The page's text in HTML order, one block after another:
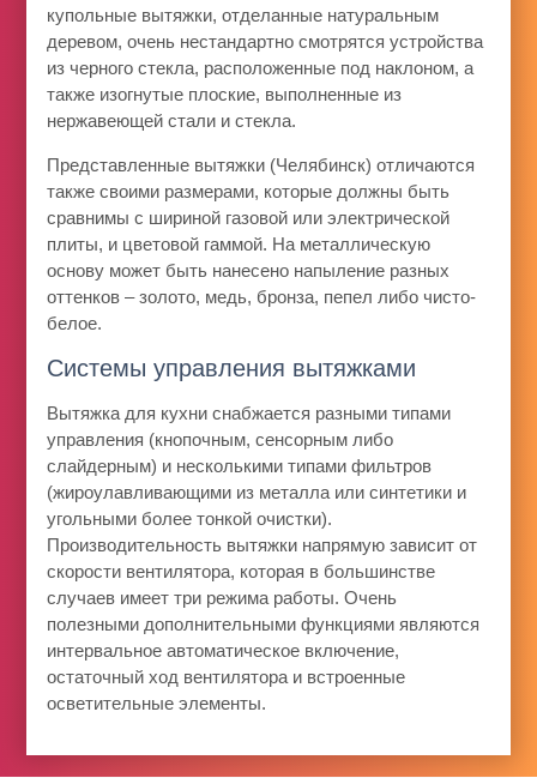
купольные вытяжки, отделанные натуральным
деревом, очень нестандартно смотрятся устройства
из черного стекла, расположенные под наклоном, а
также изогнутые плоские, выполненные из
нержавеющей стали и стекла.
Представленные вытяжки (Челябинск) отличаются
также своими размерами, которые должны быть
сравнимы с шириной газовой или электрической
плиты, и цветовой гаммой. На металлическую
основу может быть нанесено напыление разных
оттенков – золото, медь, бронза, пепел либо чисто-
белое.
Системы управления вытяжками
Вытяжка для кухни снабжается разными типами
управления (кнопочным, сенсорным либо
слайдерным) и несколькими типами фильтров
(жироулавливающими из металла или синтетики и
угольными более тонкой очистки).
Производительность вытяжки напрямую зависит от
скорости вентилятора, которая в большинстве
случаев имеет три режима работы. Очень
полезными дополнительными функциями являются
интервальное автоматическое включение,
остаточный ход вентилятора и встроенные
осветительные элементы.